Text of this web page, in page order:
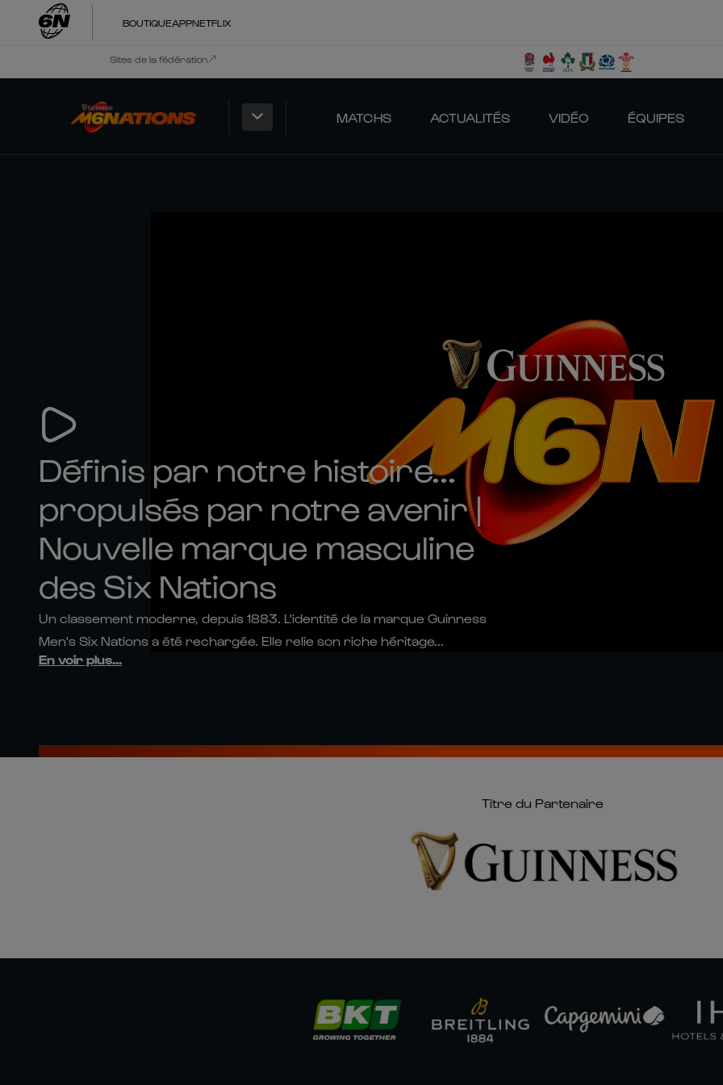
BOUTIQUEAPPNETFLIX
Sites de la fédération
MATCHS ACTUALITÉS VIDÉO ÉQUIPES
Définis par notre histoire...
propulsés par notre avenir |
Nouvelle marque masculine
des Six Nations
Un classement moderne, depuis 1883. L'identité de la marque Guinness
Men's Six Nations a été rechargée. Elle relie son riche héritage...
En voir plus...
Titre du Partenaire